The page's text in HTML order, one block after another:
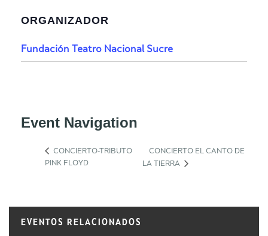
ORGANIZADOR
Fundación Teatro Nacional Sucre
Event Navigation
CONCIERTO-TRIBUTO
PINK FLOYD
CONCIERTO EL CANTO DE
LA TIERRA
EVENTOS RELACIONADOS